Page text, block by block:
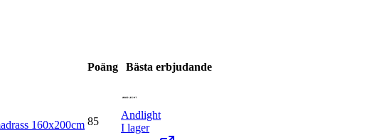
Poäng Bästa erbjudande
160x200cm 85
Andlight
I lager